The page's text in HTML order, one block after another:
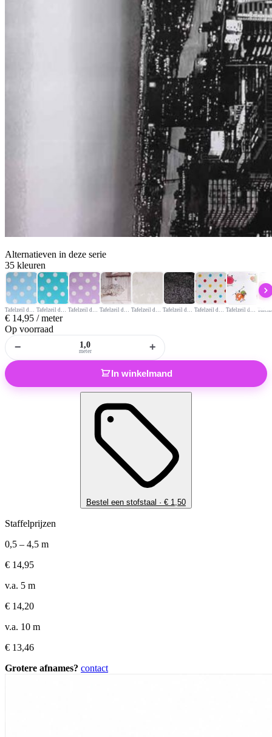
Alternatieven in deze serie
35 kleuren
€ 14,95 / meter
Op voorraad
− meter +
In winkelmand
Bestel een stofstaal · € 1,50
Staffelprijzen
0,5 – 4,5 m
€ 14,95
v.a. 5 m
€ 14,20
v.a. 10 m
€ 13,46
Grotere afnames? contact